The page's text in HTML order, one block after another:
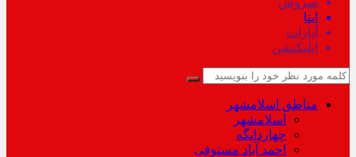
ایتا
آپارات
اپلیکیشن
مناطق اسلامشهر
اسلامشهر
چهاردانگه
احمد آباد مستوفی